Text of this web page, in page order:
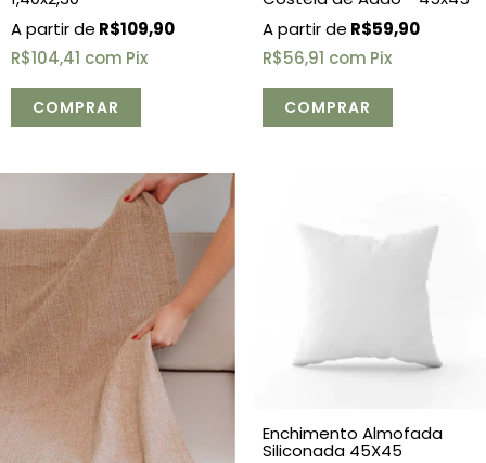
R$109,90
R$104,41 com Pix
R$59,90
R$56,91 com Pix
Enchimento Almofada
Siliconada 45X45